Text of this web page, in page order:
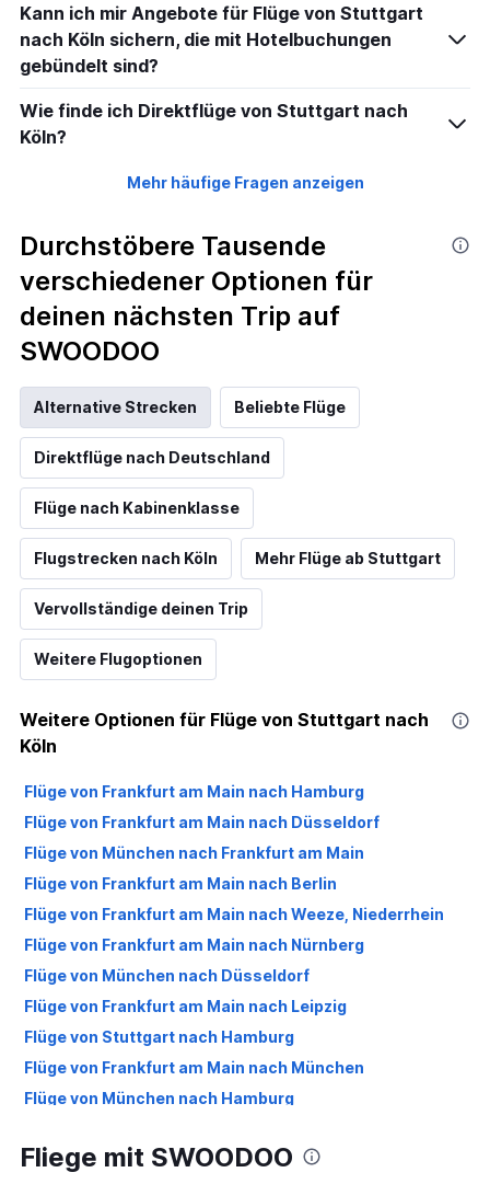
Kann ich mir Angebote für Flüge von Stuttgart
nach Köln sichern, die mit Hotelbuchungen
gebündelt sind?
Wie finde ich Direktflüge von Stuttgart nach
Köln?
Mehr häufige Fragen anzeigen
Durchstöbere Tausende
verschiedener Optionen für
deinen nächsten Trip auf
SWOODOO
Alternative Strecken Beliebte Flüge
Direktflüge nach Deutschland
Flüge nach Kabinenklasse
Flugstrecken nach Köln Mehr Flüge ab Stuttgart
Vervollständige deinen Trip
Weitere Flugoptionen
Weitere Optionen für Flüge von Stuttgart nach
Köln
Flüge von Frankfurt am Main nach Hamburg
Flüge von Frankfurt am Main nach Düsseldorf
Flüge von München nach Frankfurt am Main
Flüge von Frankfurt am Main nach Berlin
Flüge von Frankfurt am Main nach Weeze, Niederrhein
Flüge von Frankfurt am Main nach Nürnberg
Flüge von München nach Düsseldorf
Flüge von Frankfurt am Main nach Leipzig
Flüge von Stuttgart nach Hamburg
Flüge von Frankfurt am Main nach München
Flüge von München nach Hamburg
Flüge von München nach Berlin
Fliege mit SWOODOO